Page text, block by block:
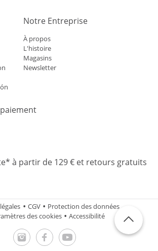
Notre Entreprise
À propos
L'histoire
Magasins
Newsletter
à partir de 129 € et retours gratuits
CGV
Protection des données
des cookies
Accessibilité